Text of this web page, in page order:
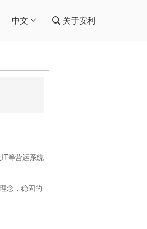
中文 关于安利
等营运系统
念，稳固的